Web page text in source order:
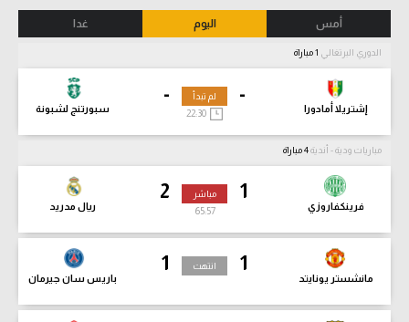
أمس اليوم غدا
الدوري البرتغالي
-
إشتريلا أمادورا
-
سبورتنج لشبونة
لم تبدأ
مباريات ودية - أندية
1
فرينكفاروزي
2
ريال مدريد
مباشر
65:58
1
مانشستر يونايتد
1
باريس سان جيرمان
انتهت